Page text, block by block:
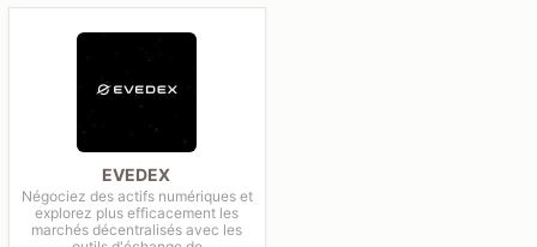
EVEDEX
Négociez des actifs numériques et
explorez plus efficacement les
marchés décentralisés avec les